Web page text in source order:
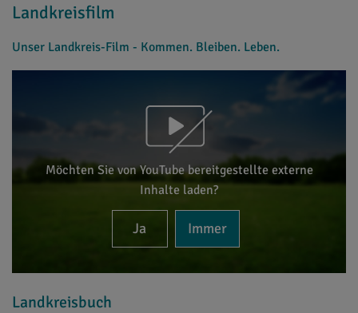
Landkreisfilm
Unser Landkreis-Film - Kommen. Bleiben. Leben.
Möchten Sie vonYouTubebereitgestellte externe
Inhalte laden?
Ja Immer
Landkreisbuch